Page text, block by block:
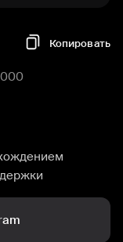
Копировать